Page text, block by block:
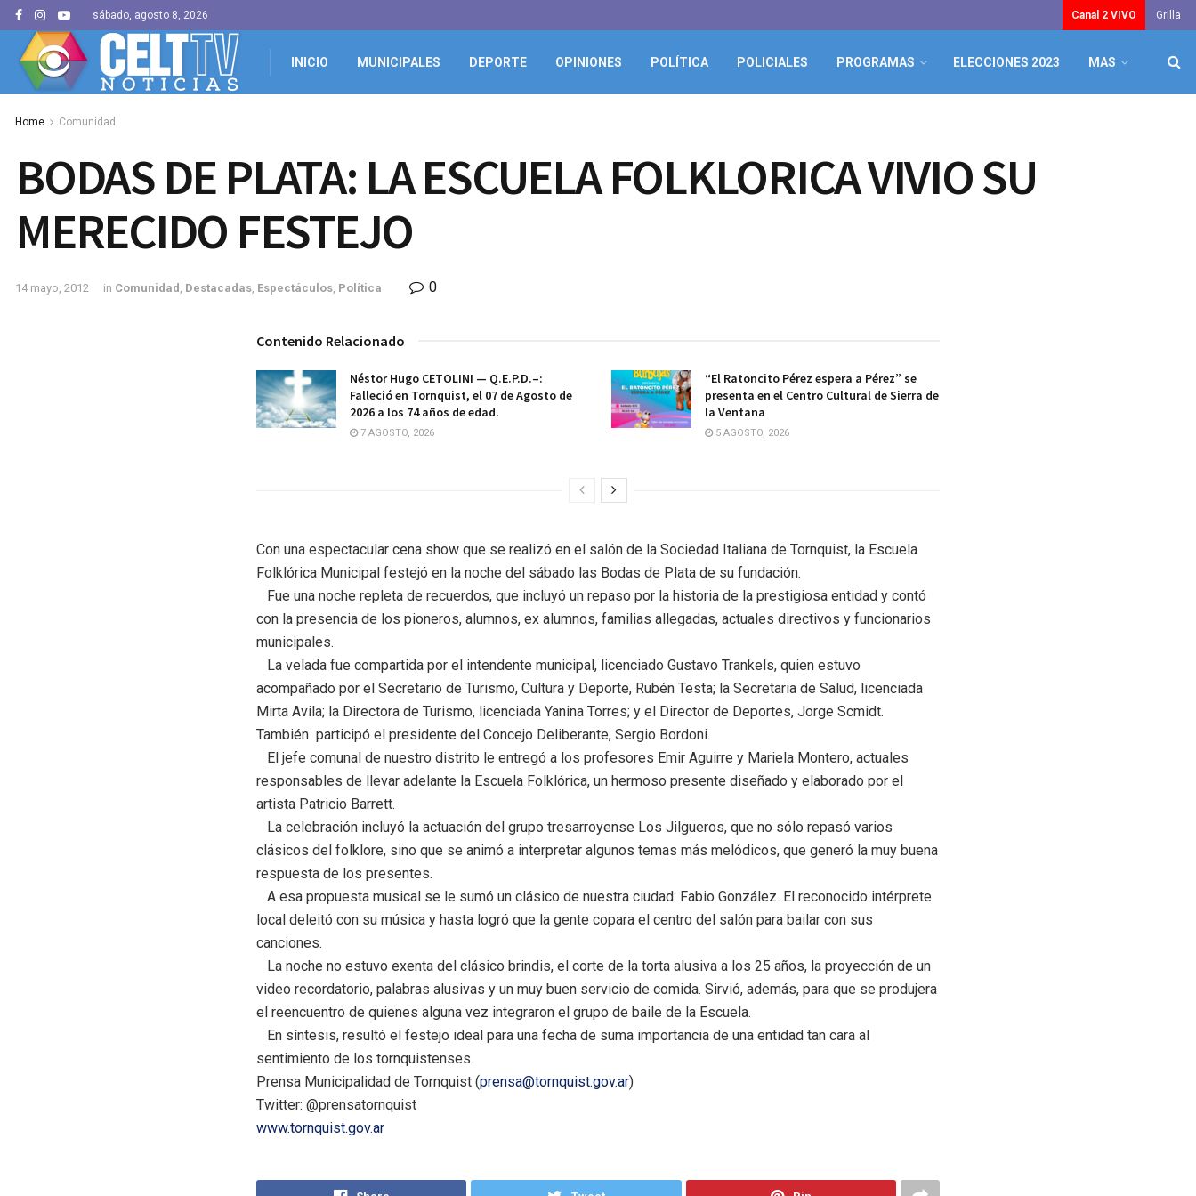
sábado, agosto 8, 2026 Canal 2 VIVO Grilla
INICIO MUNICIPALES DEPORTE OPINIONES POLÍTICA POLICIALES PROGRAMAS ELECCIONES 2023 MAS
Home Comunidad
BODAS DE PLATA: LA ESCUELA FOLKLORICA VIVIO SU
MERECIDO FESTEJO
14 mayo, 2012 in Comunidad , Destacadas, Espectáculos, Política 0
Contenido Relacionado
Néstor Hugo CETOLINI — Q.E.P.D.–:
Falleció en Tornquist, el 07 de Agosto de
2026 a los 74 años de edad.
7 AGOSTO, 2026
“El Ratoncito Pérez espera a Pérez” se
presenta en el Centro Cultural de Sierra de
la Ventana
5 AGOSTO, 2026
Con una espectacular cena show que se realizó en el salón de la Sociedad Italiana de Tornquist, la Escuela
Folklórica Municipal festejó en la noche del sábado las Bodas de Plata de su fundación.
Fue una noche repleta de recuerdos, que incluyó un repaso por la historia de la prestigiosa entidad y contó
con la presencia de los pioneros, alumnos, ex alumnos, familias allegadas, actuales directivos y funcionarios
municipales.
La velada fue compartida por el intendente municipal, licenciado Gustavo Trankels, quien estuvo
acompañado por el Secretario de Turismo, Cultura y Deporte, Rubén Testa; la Secretaria de Salud, licenciada
Mirta Avila; la Directora de Turismo, licenciada Yanina Torres; y el Director de Deportes, Jorge Scmidt.
También participó el presidente del Concejo Deliberante, Sergio Bordoni.
El jefe comunal de nuestro distrito le entregó a los profesores Emir Aguirre y Mariela Montero, actuales
responsables de llevar adelante la Escuela Folklórica, un hermoso presente diseñado y elaborado por el
artista Patricio Barrett.
La celebración incluyó la actuación del grupo tresarroyense Los Jilgueros, que no sólo repasó varios
clásicos del folklore, sino que se animó a interpretar algunos temas más melódicos, que generó la muy buena
respuesta de los presentes.
A esa propuesta musical se le sumó un clásico de nuestra ciudad: Fabio González. El reconocido intérprete
local deleitó con su música y hasta logró que la gente copara el centro del salón para bailar con sus
canciones.
La noche no estuvo exenta del clásico brindis, el corte de la torta alusiva a los 25 años, la proyección de un
video recordatorio, palabras alusivas y un muy buen servicio de comida. Sirvió, además, para que se produjera
el reencuentro de quienes alguna vez integraron el grupo de baile de la Escuela.
En síntesis, resultó el festejo ideal para una fecha de suma importancia de una entidad tan cara al
sentimiento de los tornquistenses.
Prensa Municipalidad de Tornquist (prensa@tornquist.gov.ar)
Twitter: @prensatornquist
www.tornquist.gov.ar